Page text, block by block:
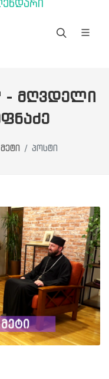
- ᲛᲦᲕᲓᲔᲚᲘ
პოსტი